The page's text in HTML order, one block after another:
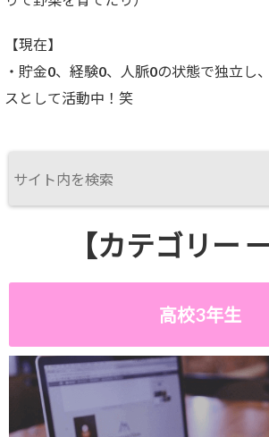
【現在】
・貯金0、経験0、人脈0の状態で独立し
スとして活動中！笑
【カテゴリー
高校3年生